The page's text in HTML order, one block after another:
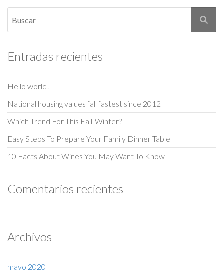
Entradas recientes
Hello world!
National housing values fall fastest since 2012
Which Trend For This Fall-Winter?
Easy Steps To Prepare Your Family Dinner Table
10 Facts About Wines You May Want To Know
Comentarios recientes
Archivos
mayo 2020